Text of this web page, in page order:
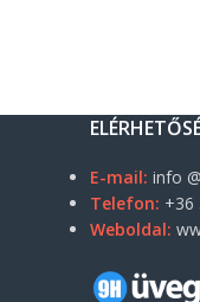
E-mail: info
Telefon: +36
Weboldal: